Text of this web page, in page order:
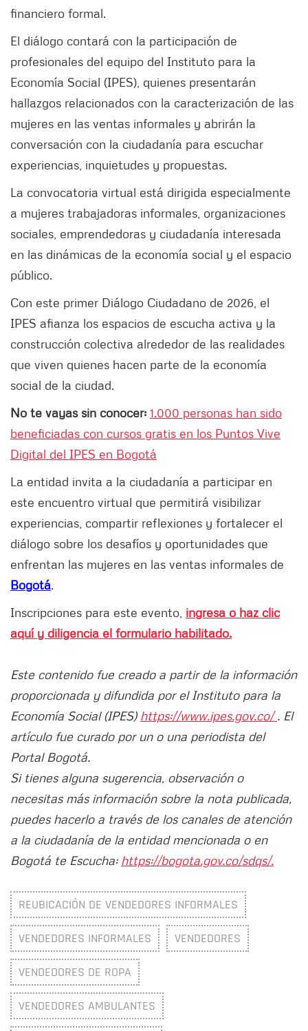
financiero formal.
El diálogo contará con la participación de
profesionales del equipo del Instituto para la
Economía Social (IPES), quienes presentarán
hallazgos relacionados con la caracterización de las
mujeres en las ventas informales y abrirán la
conversación con la ciudadanía para escuchar
experiencias, inquietudes y propuestas.
La convocatoria virtual está dirigida especialmente
a mujeres trabajadoras informales, organizaciones
sociales, emprendedoras y ciudadanía interesada
en las dinámicas de la economía social y el espacio
público.
Con este primer Diálogo Ciudadano de 2026, el
IPES afianza los espacios de escucha activa y la
construcción colectiva alrededor de las realidades
que viven quienes hacen parte de la economía
social de la ciudad.
No te vayas sin conocer: 1.000 personas han sido
beneficiadas con cursos gratis en los Puntos Vive
Digital del IPES en Bogotá
La entidad invita a la ciudadanía a participar en
este encuentro virtual que permitirá visibilizar
experiencias, compartir reflexiones y fortalecer el
diálogo sobre los desafíos y oportunidades que
enfrentan las mujeres en las ventas informales de
Bogotá.
Inscripciones para este evento, ingresa o haz clic
aquí y diligencia el formulario habilitado.
Este contenido fue creado a partir de la información
proporcionada y difundida por el Instituto para la
Economía Social (IPES) https://www.ipes.gov.co/. El
artículo fue curado por un o una periodista del
Portal Bogotá.
Si tienes alguna sugerencia, observación o
necesitas más información sobre la nota publicada,
puedes hacerlo a través de los canales de atención
a la ciudadanía de la entidad mencionada o en
Bogotá te Escucha: https://bogota.gov.co/sdqs/.
REUBICACIÓN DE VENDEDORES INFORMALES
VENDEDORES INFORMALES VENDEDORES
VENDEDORES DE ROPA
VENDEDORES AMBULANTES